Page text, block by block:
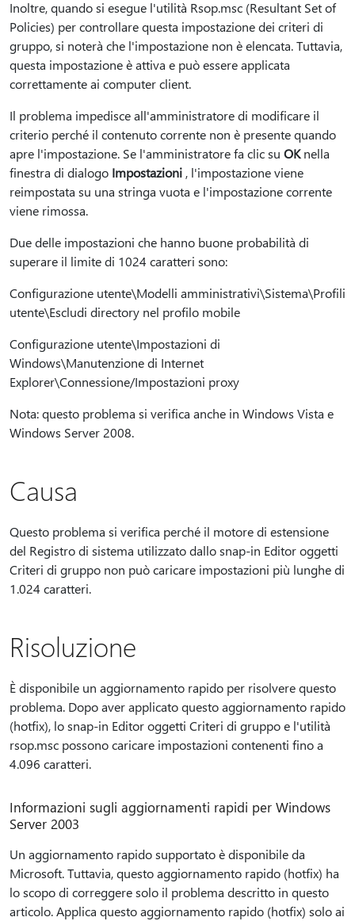
Inoltre, quando si esegue l'utilità Rsop.msc (Resultant Set of
Policies) per controllare questa impostazione dei criteri di
gruppo, si noterà che l'impostazione non è elencata. Tuttavia,
questa impostazione è attiva e può essere applicata
correttamente ai computer client.
Il problema impedisce all'amministratore di modificare il
criterio perché il contenuto corrente non è presente quando
apre l'impostazione. Se l'amministratore fa clic su OKnella
finestra di dialogo Impostazioni , l'impostazione viene
reimpostata su una stringa vuota e l'impostazione corrente
viene rimossa.
Due delle impostazioni che hanno buone probabilità di
superare il limite di 1024 caratteri sono:
Configurazione utente\Modelli amministrativi\Sistema\Profili
utente\Escludi directory nel profilo mobile
Configurazione utente\Impostazioni di
Windows\Manutenzione di Internet
Explorer\Connessione/Impostazioni proxy
Nota: questo problema si verifica anche in Windows Vista e
Windows Server 2008.
Causa
Questo problema si verifica perché il motore di estensione
del Registro di sistema utilizzato dallo snap-in Editor oggetti
Criteri di gruppo non può caricare impostazioni più lunghe di
1.024 caratteri.
Risoluzione
È disponibile un aggiornamento rapido per risolvere questo
problema. Dopo aver applicato questo aggiornamento rapido
(hotfix), lo snap-in Editor oggetti Criteri di gruppo e l'utilità
rsop.msc possono caricare impostazioni contenenti fino a
4.096 caratteri.
Informazioni sugli aggiornamenti rapidi per Windows
Server 2003
Un aggiornamento rapido supportato è disponibile da
Microsoft. Tuttavia, questo aggiornamento rapido (hotfix) ha
lo scopo di correggere solo il problema descritto in questo
articolo. Applica questo aggiornamento rapido (hotfix) solo ai